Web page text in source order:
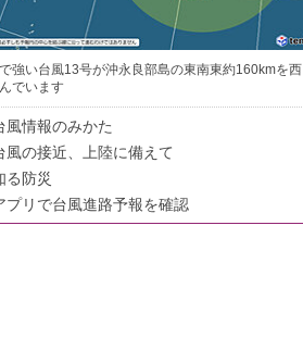
強い台風13号が沖永良部島の東南東約160kmを西
でいます
風情報のみかた
風の接近、上陸に備えて
る防災
プリで台風進路予報を確認